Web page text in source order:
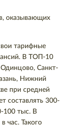
оказывающих
тарифные
В ТОП-10
Одинцово, Санкт-
Нижний
при средней
составлять 300-
100 тыс. В
час. Такого